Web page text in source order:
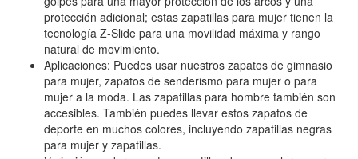
protección adicional; estas zapatillas para mujer tienen la
tecnología Z-Slide para una movilidad máxima y rango
natural de movimiento.
Aplicaciones: Puedes usar nuestros zapatos de gimnasio
para mujer, zapatos de senderismo para mujer o para
mujer a la moda. Las zapatillas para hombre también son
accesibles. También puedes llevar estos zapatos de
deporte en muchos colores, incluyendo zapatillas negras
para mujer y zapatillas.